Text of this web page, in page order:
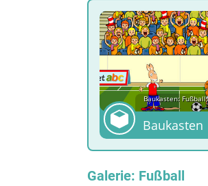
Baukasten:
Baukasten
Galerie: Fußball